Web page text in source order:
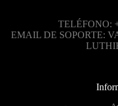
TELÉFONO:
EMAIL DE SOPORTE: